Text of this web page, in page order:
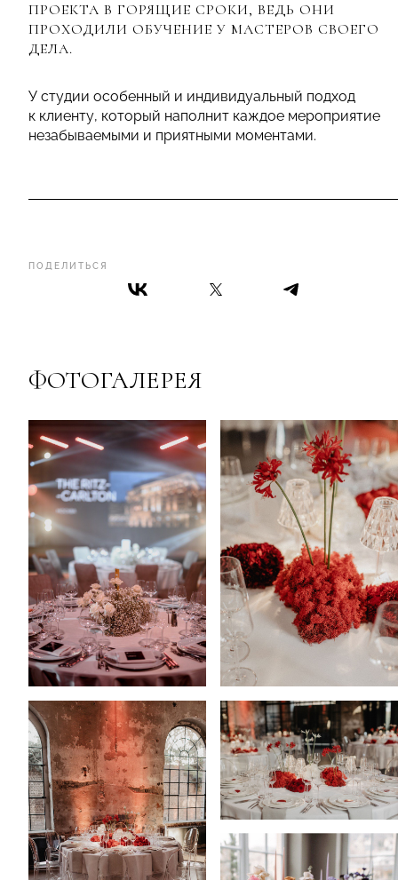
ПОДЕЛИТЬСЯ
ПРОЕКТА В ГОРЯЩИЕ СРОКИ, ВЕДЬ ОНИ
ПРОХОДИЛИ ОБУЧЕНИЕ У МАСТЕРОВ СВОЕГО
ДЕЛА.
У студии особенный и индивидуальный подход
к клиенту, который наполнит каждое мероприятие
незабываемыми и приятными моментами.
ФОТОГАЛЕРЕЯ